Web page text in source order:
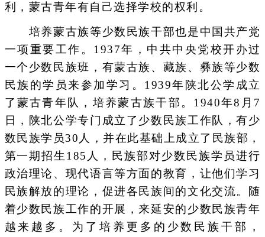
利，蒙古青年有自己选择学校的权利。
培养蒙古族等少数民族干部也是中国共产党
一项重要工作。1937年，中共中央党校开办过
一个少数民族班，有蒙古族、藏族、彝族等少数
民族的学员来参加学习。1939年陕北公学成立
了蒙古青年队，培养蒙古族干部。1940年8月7
日，陕北公学专门成立了少数民族工作队，有少
数民族学员30人，并在此基础上成立了民族部，
第一期招生185人，民族部对少数民族学员进行
政治理论、现代语言等方面的教育，让他们学习
民族解放的理论，促进各民族间的文化交流。随
着少数民族工作的开展，来延安的少数民族青年
越来越多。为了培养更多的少数民族干部，